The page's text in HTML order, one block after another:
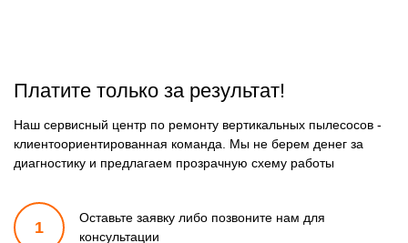
Платите только за результат!
Наш сервисный центр по ремонту вертикальных пылесосов -
клиентоориентированная команда. Мы не берем денег за
диагностику и предлагаем прозрачную схему работы
1
Оставьте заявку либо позвоните нам для
консультации